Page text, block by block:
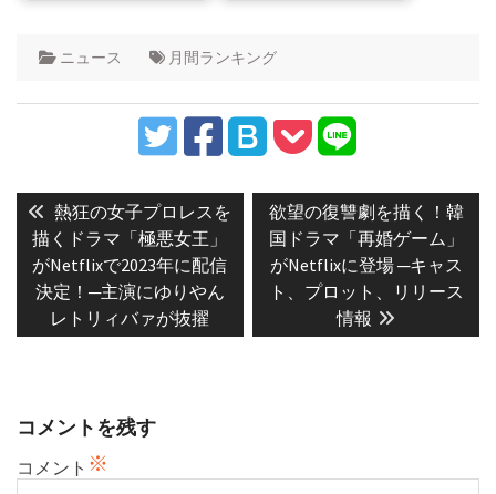
ニュース 月間ランキング
稿
ナ
ビ
ゲ
ン
Previous
post:
熱狂の女子プロレスを
描くドラマ「極悪女王」
がNetflixで2023年に配信
決定！─主演にゆりやん
レトリィバァが抜擢
Next
post:
欲望の復讐劇を描く！韓
国ドラマ「再婚ゲーム」
がNetflixに登場 ─キャス
ト、プロット、リリース
情報
コメントを残す
コメント ※